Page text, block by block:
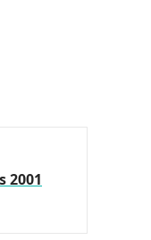
2001